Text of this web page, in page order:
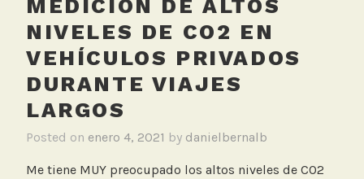
t
a
d
o
r
MEDICIÓN DE ALTOS
NIVELES DE CO2 EN
VEHÍCULOS PRIVADOS
DURANTE VIAJES
LARGOS
Posted on enero 4, 2021 by danielbernalb
Me tiene MUY preocupado los altos niveles de CO2